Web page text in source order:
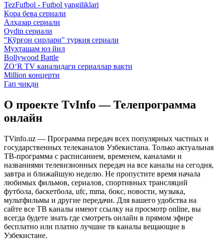
TezFufbol - Futbol yangiliklari
Қора бева сериали
Алҳазар сериали
Oydin сериали
"Қўрғон сирлари" туркия сериали
Муҳташам юз йил
Bollywood Battle
ZO‘R TV каналидаги сериаллар вақти
Million концерти
Гап чиқди
О проекте TvInfo — Телепрограмма
онлайн
TVinfo.uz — Программа передач всех популярных частных и
государственных телеканалов Узбекистана. Только актуальная
ТВ-программа с расписанием, временем, каналами и
названиями телевизионных передач на все каналы на сегодня,
завтра и ближайшую неделю. Не пропустите время начала
любимых фильмов, сериалов, спортивных трансляций
футбола, баскетбола, ufc, mma, бокс, новости, музыка,
мультфильмы и другие передачи. Для вашего удобства на
сайте все ТВ каналы имеют ссылку на просмотр online, вы
всегда будете знать где смотреть онлайн в прямом эфире
бесплатно или платно лучшие тв каналы вещающие в
Узбекистане.